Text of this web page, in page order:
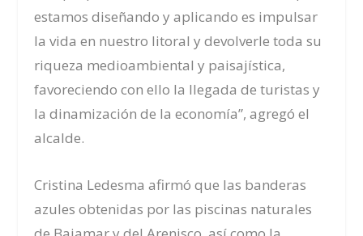
estamos diseñando y aplicando es impulsar
la vida en nuestro litoral y devolverle toda su
riqueza medioambiental y paisajística,
favoreciendo con ello la llegada de turistas y
la dinamización de la economía”, agregó el
alcalde.
Cristina Ledesma afirmó que las banderas
azules obtenidas por las piscinas naturales